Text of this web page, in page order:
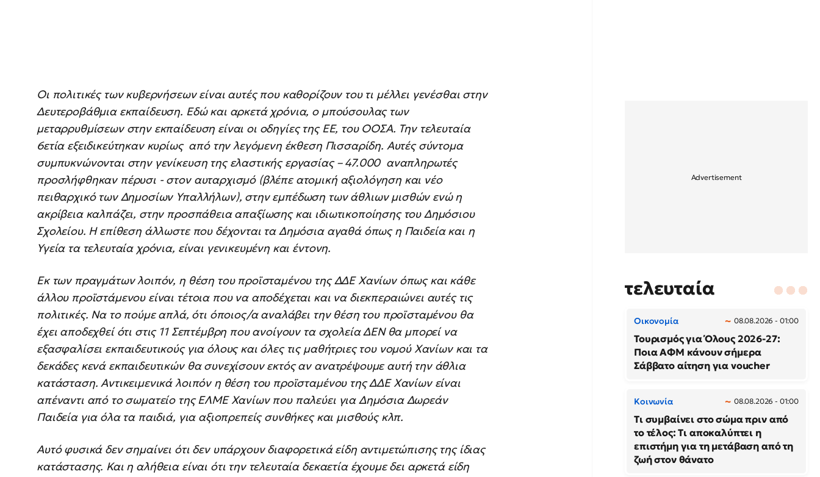
Οι πολιτικές των κυβερνήσεων είναι αυτές που καθορίζουν του τι μέλλει γενέσθαι στην
Δευτεροβάθμια εκπαίδευση. Εδώ και αρκετά χρόνια, ο μπούσουλας των
μεταρρυθμίσεων στην εκπαίδευση είναι οι οδηγίες της ΕΕ, του ΟΟΣΑ. Την τελευταία
6ετία εξειδικεύτηκαν κυρίως από την λεγόμενη έκθεση Πισσαρίδη. Αυτές σύντομα
συμπυκνώνονται στην γενίκευση της ελαστικής εργασίας – 47.000 αναπληρωτές
προσλήφθηκαν πέρυσι - στον αυταρχισμό (βλέπε ατομική αξιολόγηση και νέο
πειθαρχικό των Δημοσίων Υπαλλήλων), στην εμπέδωση των άθλιων μισθών ενώ η
ακρίβεια καλπάζει, στην προσπάθεια απαξίωσης και ιδιωτικοποίησης του Δημόσιου
Σχολείου. Η επίθεση άλλωστε που δέχονται τα Δημόσια αγαθά όπως η Παιδεία και η
Υγεία τα τελευταία χρόνια, είναι γενικευμένη και έντονη.
Εκ των πραγμάτων λοιπόν, η θέση του προϊσταμένου της ΔΔΕ Χανίων όπως και κάθε
άλλου προϊστάμενου είναι τέτοια που να αποδέχεται και να διεκπεραιώνει αυτές τις
πολιτικές. Να το πούμε απλά, ότι όποιος/α αναλάβει την θέση του προϊσταμένου θα
έχει αποδεχθεί ότι στις 11 Σεπτέμβρη που ανοίγουν τα σχολεία ΔΕΝ θα μπορεί να
εξασφαλίσει εκπαιδευτικούς για όλους και όλες τις μαθήτριες του νομού Χανίων και τα
δεκάδες κενά εκπαιδευτικών θα συνεχίσουν εκτός αν ανατρέψουμε αυτή την άθλια
κατάσταση. Αντικειμενικά λοιπόν η θέση του προϊσταμένου της ΔΔΕ Χανίων είναι
απέναντι από το σωματείο της ΕΛΜΕ Χανίων που παλεύει για Δημόσια Δωρεάν
Παιδεία για όλα τα παιδιά, για αξιοπρεπείς συνθήκες και μισθούς κλπ.
Αυτό φυσικά δεν σημαίνει ότι δεν υπάρχουν διαφορετικά είδη αντιμετώπισης της ίδιας
κατάστασης. Και η αλήθεια είναι ότι την τελευταία δεκαετία έχουμε δει αρκετά είδη
τελευταία
Οικονομία 08.08.2026 - 01:00
Τουρισμός για Όλους 2026-27:
Ποια ΑΦΜ κάνουν σήμερα
Σάββατο αίτηση για voucher
Κοινωνία 08.08.2026 - 01:00
Τι συμβαίνει στο σώμα πριν από
το τέλος: Τι αποκαλύπτει η
επιστήμη για τη μετάβαση από τη
ζωή στον θάνατο